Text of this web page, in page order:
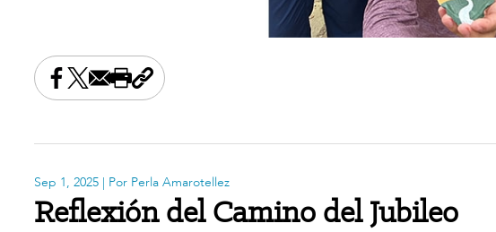
Share this on Facebook
Share this on X
Share this by email
Print this page
Copy the page address
Sep 1, 2025 | Por Perla Amarotellez
Reflexión del Camino del Jubileo